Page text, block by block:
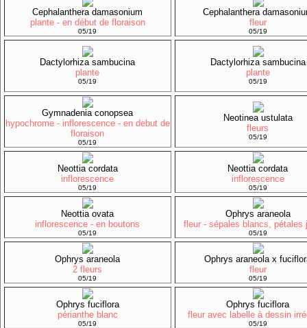
Cephalanthera damasonium
plante - en début de floraison
05/19
Cephalanthera
fleur
05/19
Dactylorhiza sambucina
plante
05/19
Dactylorhiza sambucina
plante
05/19
Gymnadenia conopsea
hypochrome - inflorescence - en debut de
floraison
05/19
Neotinea ustulata
fleurs
05/19
Neottia cordata
inflorescence
05/19
Neottia cordata
inflorescence
05/19
Neottia ovata
inflorescence - en boutons
05/19
Ophrys araneola
fleur - sépales blancs, pétales
05/19
Ophrys araneola
2 fleurs
05/19
Ophrys araneola x
fleur
05/19
Ophrys fuciflora
périanthe blanc
05/19
Ophrys fuciflora
fleur avec labelle à dessin
05/19